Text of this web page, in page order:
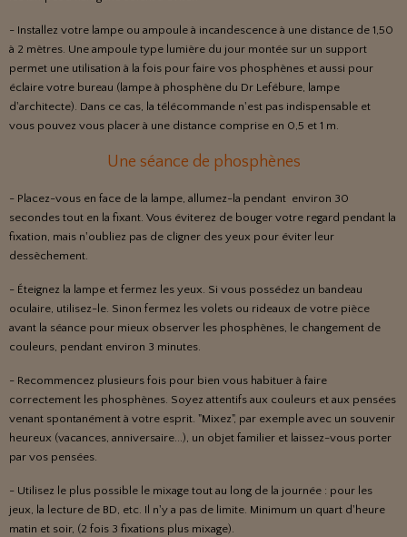
- Installez votre lampe ou ampoule à incandescence à une distance de 1,50
à 2 mètres. Une ampoule type lumière du jour montée sur un support
permet une utilisation à la fois pour faire vos phosphènes et aussi pour
éclaire votre bureau (lampe à phosphène du Dr Lefébure, lampe
d'architecte). Dans ce cas, la télécommande n'est pas indispensable et
vous pouvez vous placer à une distance comprise en 0,5 et 1 m.
Une séance de phosphènes
- Placez-vous en face de la lampe, allumez-la pendant environ 30
secondes tout en la fixant. Vous éviterez de bouger votre regard pendant la
fixation, mais n'oubliez pas de cligner des yeux pour éviter leur
dessèchement.
- Éteignez la lampe et fermez les yeux. Si vous possédez un bandeau
oculaire, utilisez-le. Sinon fermez les volets ou rideaux de votre pièce
avant la séance pour mieux observer les phosphènes, le changement de
couleurs, pendant environ 3 minutes.
- Recommencez plusieurs fois pour bien vous habituer à faire
correctement les phosphènes. Soyez attentifs aux couleurs et aux pensées
venant spontanément à votre esprit. "Mixez", par exemple avec un souvenir
heureux (vacances, anniversaire...), un objet familier et laissez-vous porter
par vos pensées.
- Utilisez le plus possible le mixage tout au long de la journée : pour les
jeux, la lecture de BD, etc. Il n'y a pas de limite. Minimum un quart d'heure
matin et soir, (2 fois 3 fixations plus mixage).